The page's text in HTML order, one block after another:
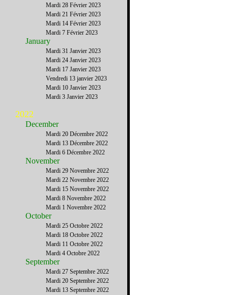
Mardi 28 Février 2023
Mardi 21 Février 2023
Mardi 14 Février 2023
Mardi 7 Février 2023
January
Mardi 31 Janvier 2023
Mardi 24 Janvier 2023
Mardi 17 Janvier 2023
Vendredi 13 janvier 2023
Mardi 10 Janvier 2023
Mardi 3 Janvier 2023
2022
December
Mardi 20 Décembre 2022
Mardi 13 Décembre 2022
Mardi 6 Décembre 2022
November
Mardi 29 Novembre 2022
Mardi 22 Novembre 2022
Mardi 15 Novembre 2022
Mardi 8 Novembre 2022
Mardi 1 Novembre 2022
October
Mardi 25 Octobre 2022
Mardi 18 Octobre 2022
Mardi 11 Octobre 2022
Mardi 4 Octobre 2022
September
Mardi 27 Septembre 2022
Mardi 20 Septembre 2022
Mardi 13 Septembre 2022